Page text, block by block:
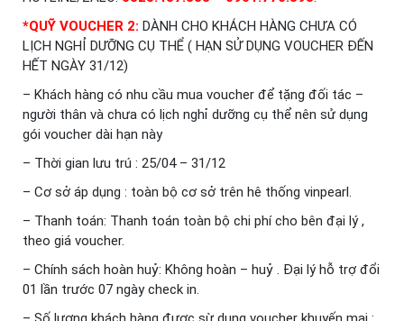
*QUỸ VOUCHER 2: DÀNH CHO KHÁCH HÀNG CHƯA CÓ
LỊCH NGHỈ DƯỠNG CỤ THỂ ( HẠN SỬ DỤNG VOUCHER ĐẾN
HẾT NGÀY 31/12)
– Khách hàng có nhu cầu mua voucher để tặng đối tác –
người thân và chưa có lịch nghỉ dưỡng cụ thể nên sử dụng
gói voucher dài hạn này
– Thời gian lưu trú : 25/04 – 31/12
– Cơ sở áp dụng : toàn bộ cơ sở trên hê thống vinpearl.
– Thanh toán: Thanh toán toàn bộ chi phí cho bên đại lý ,
theo giá voucher.
– Chính sách hoàn huỷ: Không hoàn – huỷ . Đại lý hỗ trợ đổi
01 lần trước 07 ngày check in.